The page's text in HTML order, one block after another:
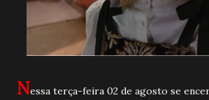
Nessa terça-feira 02 de agosto se